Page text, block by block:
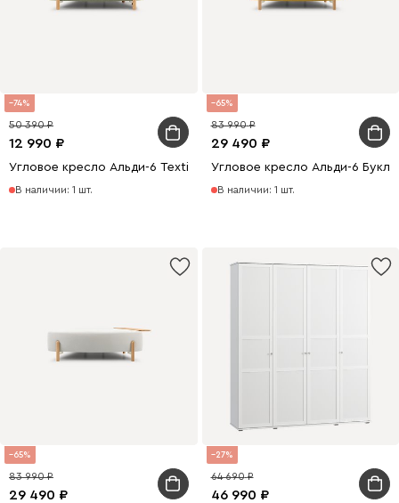
74
12 990
50 390
Угловое кресло Альди-6 Textile Grass
В наличии: 1 шт.
65
29 490
83 990
Угловое кресло Альди-6
В наличии: 1 шт.
65
29 490
83 990
27
46 990
64 690